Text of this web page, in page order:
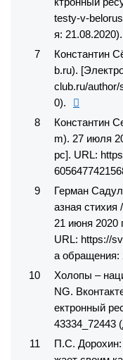
testy-v-
я: 21.08.2020).
Константин
b.ru).
club.ru/
0).
Константин
m). 27 июля
рс]. URL:
Герман
азная
21 июня 2020
URL: https://
а обращения:
Холопы –
NG.
ектронный
43334_72443
П.С. Дорохин: